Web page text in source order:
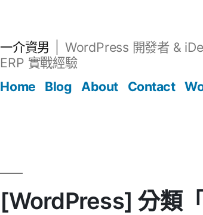
一介資男
WordPress 開發者 &
ERP 實戰經驗
Home
Blog About Contact
[WordPress] 分類